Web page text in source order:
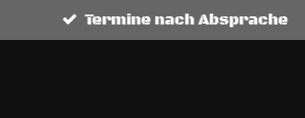
Termine nach Absprache